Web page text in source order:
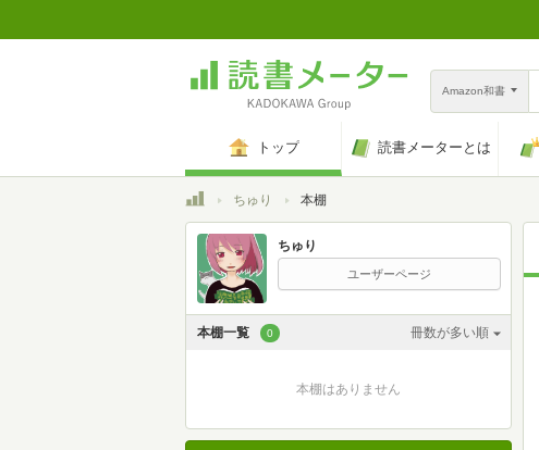
Amazon和書
トップ 読書メーターとは
トップちゅり 本棚
ちゅり
ユーザーページ
本棚一覧 0 冊数が多い順
登録日時が新しい順
登録日時が古い順
本棚はありません